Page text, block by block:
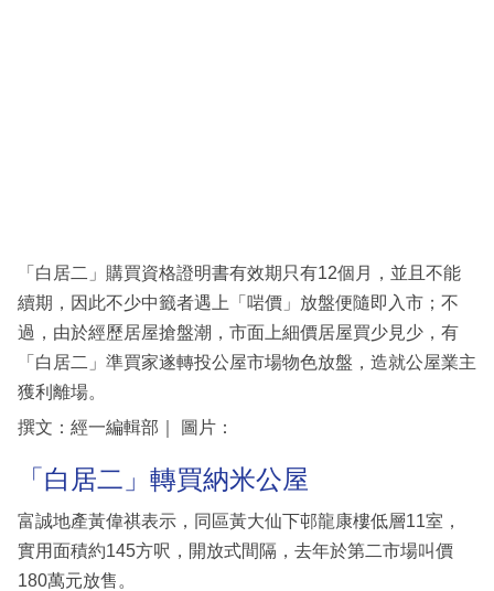
「白居二」購買資格證明書有效期只有12個月，並且不能
續期，因此不少中籤者遇上「啱價」放盤便隨即入市；不
過，由於經歷居屋搶盤潮，市面上細價居屋買少見少，有
「白居二」準買家遂轉投公屋市場物色放盤，造就公屋業主
獲利離場。
撰文：經一編輯部｜ 圖片：
「白居二」轉買納米公屋
富誠地產黃偉祺表示，同區黃大仙下邨龍康樓低層11室，
實用面積約145方呎，開放式間隔，去年於第二市場叫價
180萬元放售。